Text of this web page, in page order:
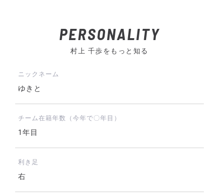
PERSONALITY
村上 千歩をもっと知る
ニックネーム
ゆきと
チーム在籍年数（今年で〇年目）
1年目
利き足
右